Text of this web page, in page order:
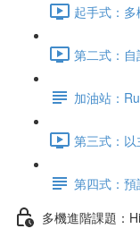
起手式：
第二式：
加油站：
第三式：
第四式：
多機進階課題：